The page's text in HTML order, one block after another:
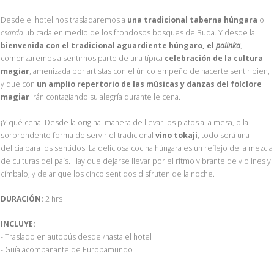
Desde el hotel nos trasladaremos a una tradicional taberna húngara o
csarda ubicada en medio de los frondosos bosques de Buda. Y desde la
bienvenida con el tradicional aguardiente húngaro, el palinka,
comenzaremos a sentirnos parte de una típica celebración de la cultura
magiar, amenizada por artistas con el único empeño de hacerte sentir bien,
y que con un amplio repertorio de las músicasy danzas del folclore
magiar irán contagiando su alegría durante le cena.
¡Y qué cena! Desde la original manera de llevar los platos a la mesa, o la
sorprendente forma de servir el tradicional vino tokaji, todo será una
delicia para los sentidos. La deliciosa cocina húngara es un reflejo de la mezcla
de culturas del país. Hay que dejarse llevar por el ritmo vibrante de violines y
címbalo, y dejar que los cinco sentidos disfruten de la noche.
DURACIÓN: 2 hrs
INCLUYE:
- Traslado en autobús desde /hasta el hotel
- Guía acompañante de Europamundo